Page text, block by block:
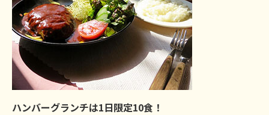
ハンバーグランチは1日限定10食！